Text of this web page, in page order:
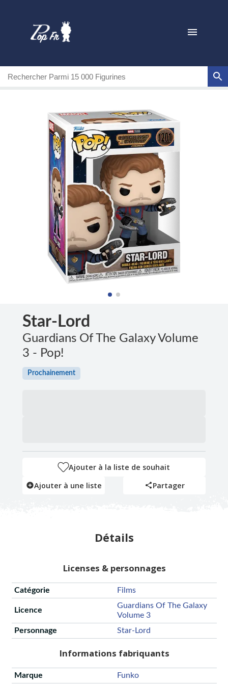
Star-Lord
Guardians Of The Galaxy Volume
3 - Pop!
Prochainement
Ajouter à la liste de souhait
Ajouter à une liste
Partager
Détails
Licenses & personnages
Catégorie Films
Licence
Guardians Of The Galaxy
Volume 3
Personnage
Star-Lord
Informations fabriquants
Marque Funko